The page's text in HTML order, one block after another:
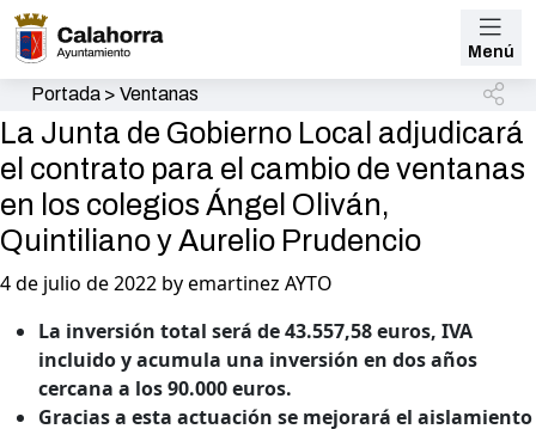
Menú
Portada> Ventanas
La Junta de Gobierno Local adjudicará
el contrato para el cambio de ventanas
en los colegios Ángel Oliván,
Quintiliano y Aurelio Prudencio
4 de julio de 2022 by emartinez AYTO
La inversión total será de 43.557,58 euros, IVA
incluido y acumula una inversión en dos años
cercana a los 90.000 euros.
Gracias a esta actuación se mejorará el aislamiento